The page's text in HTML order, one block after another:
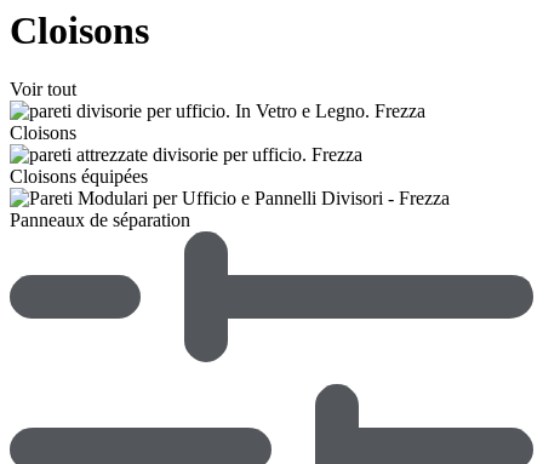
Cloisons
Voir tout
Cloisons
Cloisons équipées
Panneaux de séparation